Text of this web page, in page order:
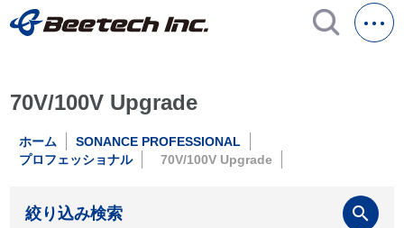
70V/100V Upgrade
ホーム
SONANCE PROFESSIONAL
プロフェッショナル
70V/100V Upgrade
絞り込み検索 search